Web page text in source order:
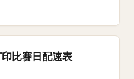
比赛日配速表